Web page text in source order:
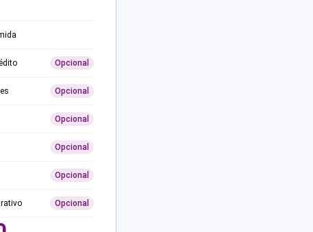
Opcional
Opcional
Opcional
Opcional
Opcional
Opcional